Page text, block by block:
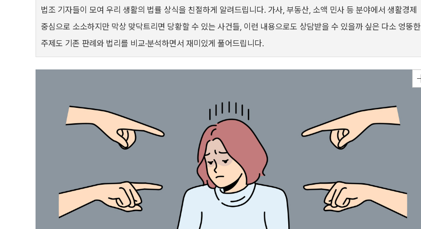
법조 기자들이 모여 우리 생활의 법률 상식을 친절하게 알려드립니다. 가사, 부동산, 소액 민사 등 분야에서 생활경제
중심으로 소소하지만 막상 맞닥트리면 당황할 수 있는 사건들, 이런 내용으로도 상담받을 수 있을까 싶은 다소 엉뚱한
주제도 기존 판례와 법리를 비교·분석하면서 재미있게 풀어드립니다.